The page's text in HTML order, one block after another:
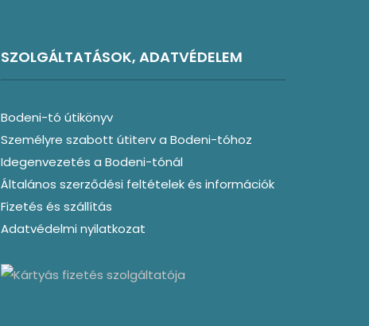
SZOLGÁLTATÁSOK, ADATVÉDELEM
Bodeni-tó útikönyv
Személyre szabott útiterv a Bodeni-tóhoz
Idegenvezetés a Bodeni-tónál
Általános szerződési feltételek és információk
Fizetés és szállítás
Adatvédelmi nyilatkozat